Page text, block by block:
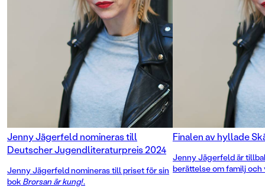
Jenny Jägerfeld är tillbaka med en
berättelse om ensamhet och
vänskap, utanförskap och
popularitet och om att välja vem
man själv vill vara. Precis som i
kritikerrosade Brorsan är kung och
Augustnominerade Comedy Queen
berättar Jägerfeld med hisnande
humor och bråddjupt allvar en
historia som inte lämnar någon
läsare oberörd.
Jenny Jägerfeld nomineras till
Deutscher Jugendliteraturpreis 2024
Jenny Jägerfeld nomineras till priset för sin
bok Brorsan är kung!.
Finalen av hyllade
Jenny Jägerfeld är
berättelse om familj